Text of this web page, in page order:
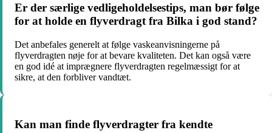
Er der særlige vedligeholdelsestips, man bør følge
for at holde en flyverdragt fra Bilka i god stand?
Det anbefales generelt at følge vaskeanvisningerne på
flyverdragten nøje for at bevare kvaliteten. Det kan også være
en god idé at imprægnere flyverdragten regelmæssigt for at
sikre, at den forbliver vandtæt.
Kan man finde flyverdragter fra kendte